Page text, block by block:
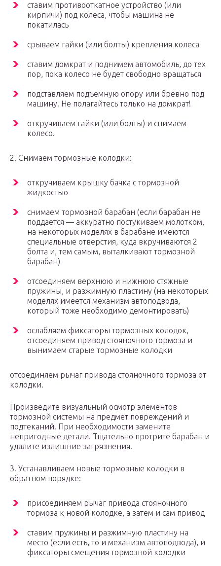
ставим противооткатное устройство (или
кирпичи) под колеса, чтобы машина не
покатилась
срываем гайки (или болты) крепления колеса
ставим домкрат и поднимем автомобиль, до тех
пор, пока колесо не будет свободно вращаться
подставляем подъемную опору или бревно под
машину. Не полагайтесь только на домкрат!
откручиваем гайки (или болты) и снимаем
колесо.
2. Снимаем тормозные колодки:
откручиваем крышку бачка с тормозной
жидкостью
снимаем тормозной барабан (если барабан не
поддается — аккуратно постукиваем молотком,
на некоторых моделях в барабане имеются
специальные отверстия, куда вкручиваются 2
болта и, тем самым, выталкивают тормозной
барабан)
отсоединяем верхнюю и нижнюю стяжные
пружины, и разжимную пластину (на некоторых
моделях имеется механизм автоподвода,
который тоже необходимо демонтировать)
ослабляем фиксаторы тормозных колодок,
отсоединяем привод стояночного тормоза и
вынимаем старые тормозные колодки
отсоединяем рычаг привода стояночного тормоза от
колодки.
Произведите визуальный осмотр элементов
тормозной системы на предмет повреждений и
подтеканий. При необходимости замените
непригодные детали. Тщательно протрите барабан и
удалите излишние загрязнения.
3. Устанавливаем новые тормозные колодки в
обратном порядке:
присоединяем рычаг привода стояночного
тормоза к новой колодке, а затем и сам привод
ставим пружины и разжимную пластину на
место (если есть, то и механизм автоподвода), и
фиксаторы смещения тормозной колодки